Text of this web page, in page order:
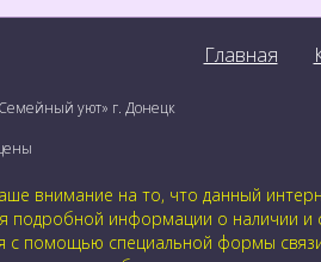
Главная
уют» г. Донецк
внимание на то, что данный
подробной информации о наличии и
с помощью специальной формы